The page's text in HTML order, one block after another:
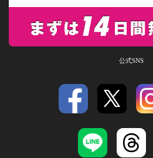
公式SNS